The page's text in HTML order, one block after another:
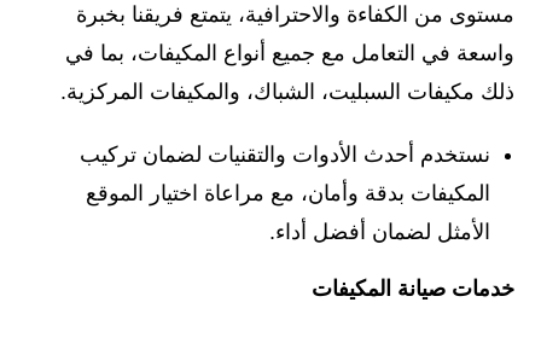
مستوى من الكفاءة والاحترافية، يتمتع فريقنا بخبرة
واسعة في التعامل مع جميع أنواع المكيفات، بما في
ذلك مكيفات السبليت، الشباك، والمكيفات المركزية.
نستخدم أحدث الأدوات والتقنيات لضمان تركيب
المكيفات بدقة وأمان، مع مراعاة اختيار الموقع
الأمثل لضمان أفضل أداء.
خدمات صيانة المكيفات